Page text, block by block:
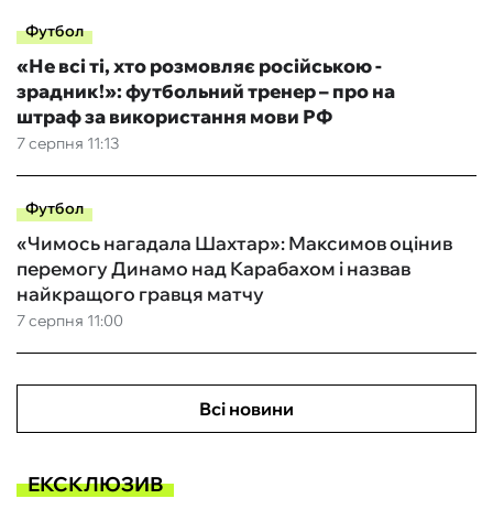
Футбол
7 серпня 11:13
«Не всі ті, хто розмовляє російською -
зрадник!»: футбольний тренер – про на
штраф за використання мови РФ
Футбол
7 серпня 11:00
«Чимось нагадала Шахтар»: Максимов оцінив
перемогу Динамо над Карабахом і назвав
найкращого гравця матчу
Всі новини
ЕКСКЛЮЗИВ